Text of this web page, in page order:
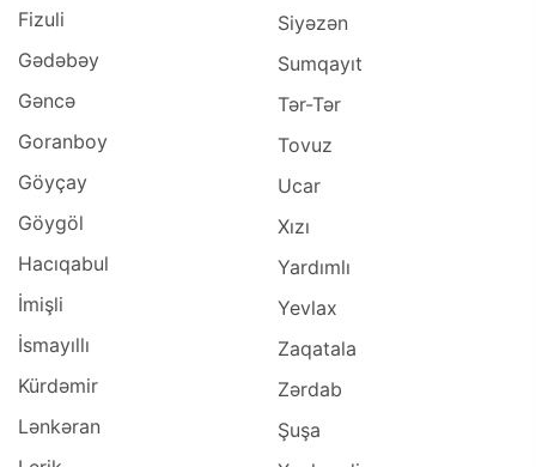
Fizuli
Gədəbəy
Gəncə
Goranboy
Göyçay
Göygöl
Hacıqabul
İmişli
İsmayıllı
Kürdəmir
Lənkəran
Siyəzən
Sumqayıt
Tər-Tər
Tovuz
Ucar
Xızı
Yardımlı
Yevlax
Zaqatala
Zərdab
Şuşa